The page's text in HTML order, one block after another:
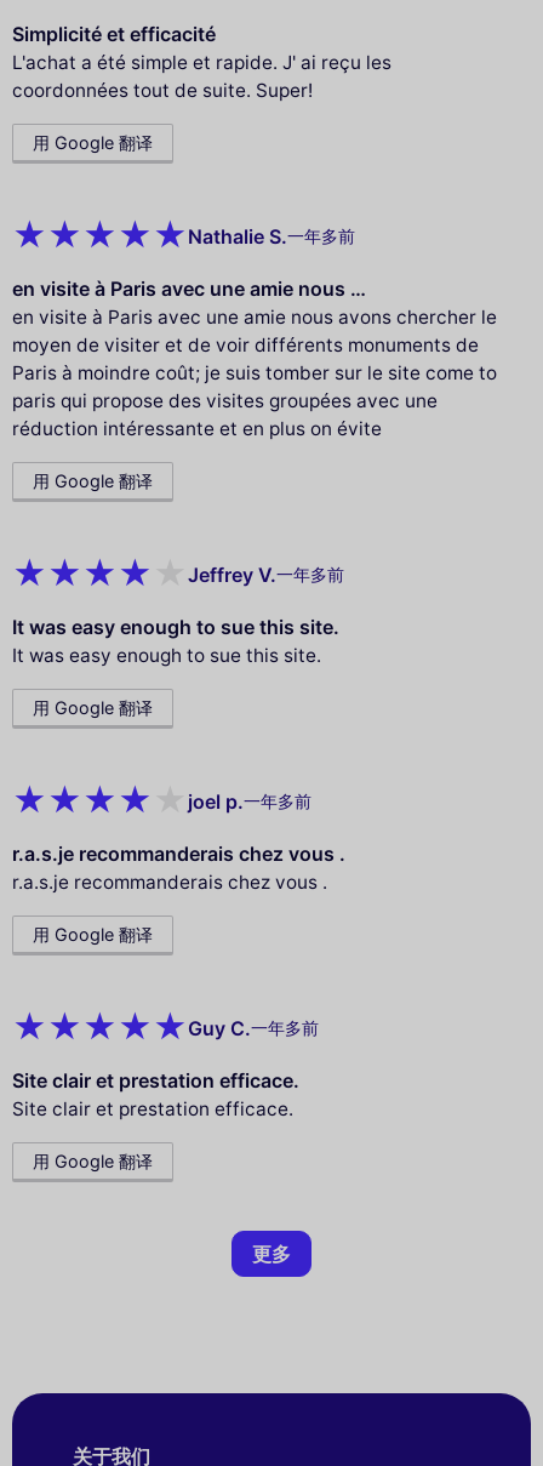
Simplicité et efficacité
L'achat a été simple et rapide. J' ai reçu les
coordonnées tout de suite. Super!
用 Google 翻译
Nathalie S.一年多前
en visite à Paris avec une amie nous …
en visite à Paris avec une amie nous avons chercher le
moyen de visiter et de voir différents monuments de
Paris à moindre coût; je suis tomber sur le site come to
paris qui propose des visites groupées avec une
réduction intéressante et en plus on évite
用 Google 翻译
Jeffrey V.一年多前
It was easy enough to sue this site.
It was easy enough to sue this site.
用 Google 翻译
joel p.一年多前
r.a.s.je recommanderais chez vous .
r.a.s.je recommanderais chez vous .
用 Google 翻译
Guy C.一年多前
Site clair et prestation efficace.
Site clair et prestation efficace.
用 Google 翻译
更多
关于我们